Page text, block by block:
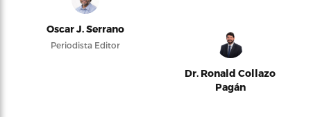
Oscar J. Serrano
Periodista Editor
Dr. Ronald Collazo
Pagán